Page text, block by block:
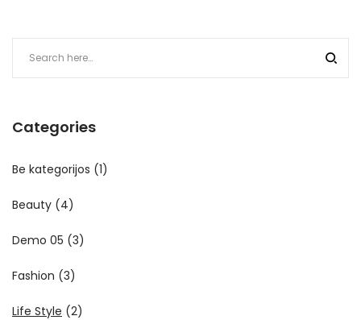
Categories
Be kategorijos (1)
Beauty (4)
Demo 05 (3)
Fashion (3)
Life Style (2)